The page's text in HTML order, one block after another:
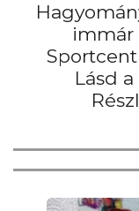
immár
Lásd